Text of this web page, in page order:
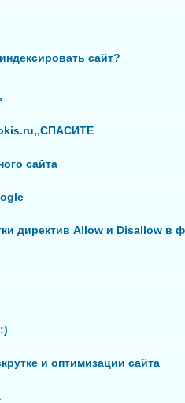
сайт?
сайта
директив Allow и Disallow в
и оптимизации сайта